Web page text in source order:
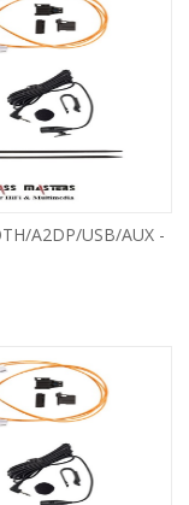
A2DP/USB/AUX -